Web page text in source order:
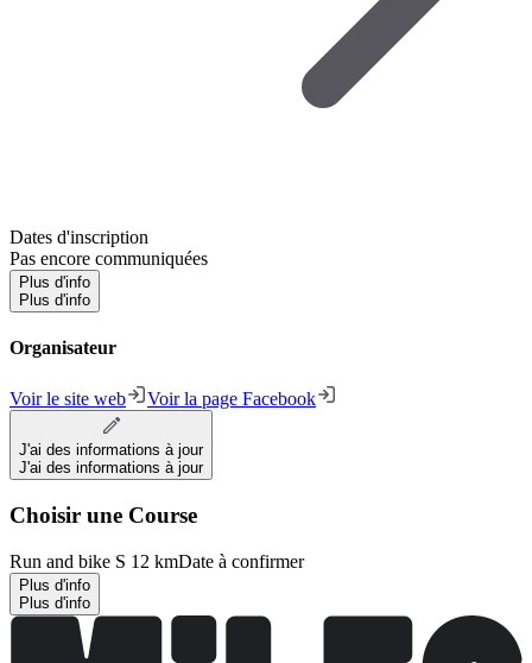
Dates d'inscription
Pas encore communiquées
Plus d'info
Plus d'info
Organisateur
Voir le site web Voir la page Facebook
J'ai des informations à jour
J'ai des informations à jour
Choisir une Course
Run and bike S 12 kmDate à confirmer
Plus d'info
Plus d'info